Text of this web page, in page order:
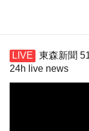
東森新聞
24h live news